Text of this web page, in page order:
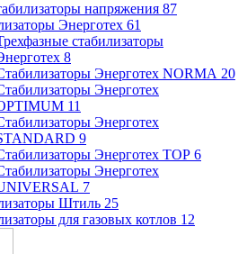
напряжения 87
Энерготех 61
стабилизаторы
8
Энерготех NORMA 20
Энерготех
11
Энерготех
9
Энерготех TOP 6
Энерготех
7
Штиль 25
для газовых котлов 12